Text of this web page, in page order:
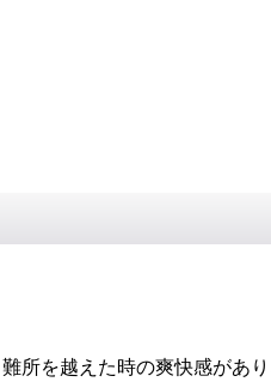
所を越えた時の爽快感があり